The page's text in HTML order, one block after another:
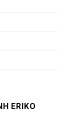
ERIKO